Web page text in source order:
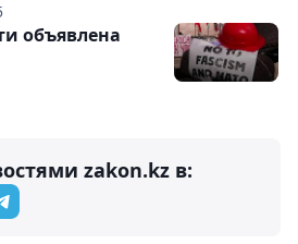
объявлена
zakon.kz в: